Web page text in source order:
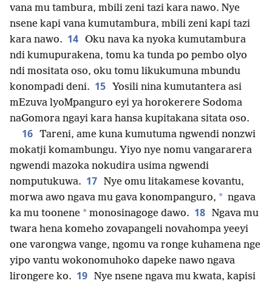
vana mu tambura, mbili zeni tazi kara nawo. Nye
nsene kapi vana kumutambura, mbili zeni kapi tazi
kara nawo. 14 Oku nava ka nyoka kumutambura
ndi kumupurakena, tomu ka tunda po pembo olyo
ndi mositata oso, oku tomu likukumuna mbundu
konompadi deni. 15
Yosili nina kumutantera asi
mEzuva lyoMpanguro eyi ya horokerere Sodoma
naGomora ngayi kara hansa kupitakana sitata oso.
16 Tareni, ame kuna kumutuma ngwendi nonzwi
mokatji komambungu. Yiyo nye nomu vangararera
ngwendi mazoka nokudira usima ngwendi
nomputukuwa. 17 Nye omu litakamese kovantu,
morwa awo ngava mu gava konompanguro, * ngava
ka mu toonene * monosinagoge dawo. 18 Ngava mu
twara hena komeho zovapangeli novahompa yeeyi
one varongwa vange, ngomu va ronge kuhamena nge
yipo vantu wokonomuhoko dapeke nawo ngava
lirongere ko. 19 Nye nsene ngava mu kwata, kapisi